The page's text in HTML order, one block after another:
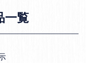
一覧